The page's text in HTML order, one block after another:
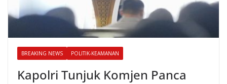
BREAKING NEWS POLITIK-KEAMANAN
Kapolri Tunjuk Komjen Panca